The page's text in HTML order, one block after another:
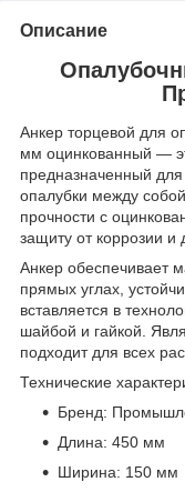
Описание
Анкер торцевой для
мм оцинкованный —
предназначенный
опалубки между
прочности с
защиту от коррозии и
Анкер обеспечивает
прямых углах,
вставляется в
шайбой и гайкой.
подходит для всех
Технические
Бренд:
Длина: 450 мм
Ширина: 150 мм